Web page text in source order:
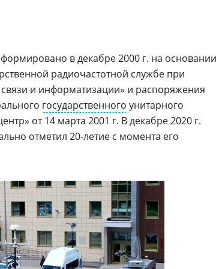
в декабре 2000 г. на основании
радиочастотной службе при
и информатизации» и распоряжения
государственного унитарного
от 14 марта 2001 г. В декабре 2020 г.
отметил 20-летие с момента его